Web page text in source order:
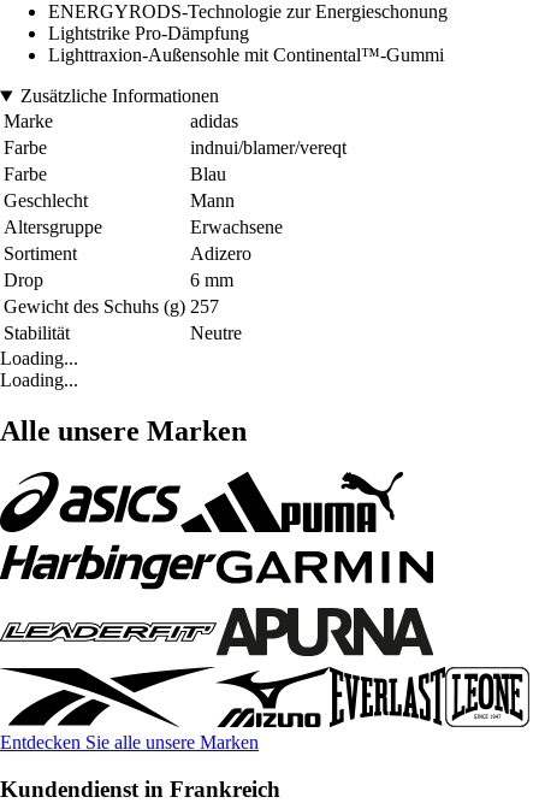
ENERGYRODS-Technologie zur Energieschonung
Lightstrike Pro-Dämpfung
Lighttraxion-Außensohle mit Continental™-Gummi
Zusätzliche Informationen
Marke
adidas
Farbe
indnui/blamer/vereqt
Farbe
Blau
Geschlecht
Mann
Altersgruppe
Erwachsene
Sortiment
Adizero
Drop
6 mm
Gewicht des Schuhs (g) 257
Stabilität
Neutre
Loading...
Loading...
Alle unsere Marken
Entdecken Sie alle unsere Marken
Kundendienst in Frankreich